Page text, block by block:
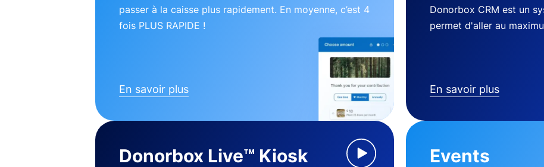
passer à la caisse plus rapidement. En moyenne, c’est 4
fois PLUS RAPIDE !
En savoir plus
Donorbox CRM est un
permet d'aller au
En savoir plus
Donorbox Live™ Kiosk Events